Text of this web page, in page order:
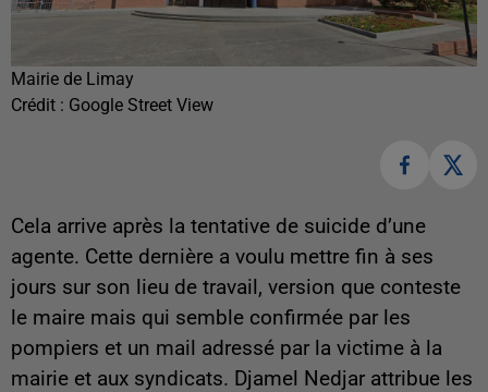
Mairie de Limay
Crédit : Google Street View
Cela arrive après la tentative de suicide d’une
agente. Cette dernière a voulu mettre fin à ses
jours sur son lieu de travail, version que conteste
le maire mais qui semble confirmée par les
pompiers et un mail adressé par la victime à la
mairie et aux syndicats. Djamel Nedjar attribue les